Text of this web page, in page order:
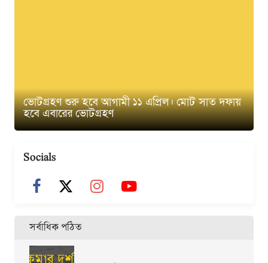
ভোটগ্রহণ শুরু হবে আগামী ১১ এপ্রিল। মোট সাত দফায়
হবে এবারের ভোটগ্রহণ
Socials
সর্বাধিক পঠিত